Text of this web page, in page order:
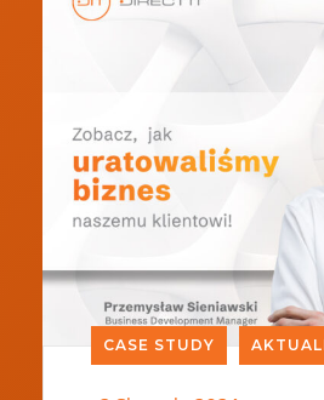
CASE STUDY